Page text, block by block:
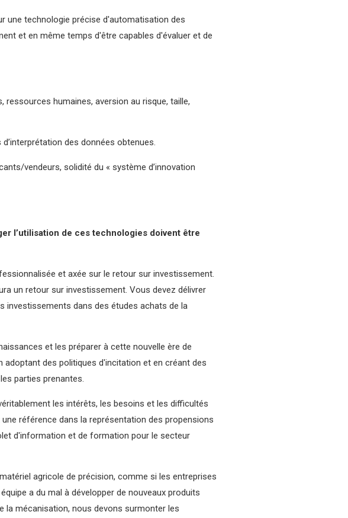
une technologie précise d'automatisation des
et en même temps d'être capables d'évaluer et de
humaines, aversion au risque, taille,
des données obtenues.
vendeurs, solidité du « système d’innovation
l’utilisation de ces technologies doivent être
et axée sur le retour sur investissement.
un retour sur investissement. Vous devez délivrer
investissements dans des études achats de la
et les préparer à cette nouvelle ère de
adoptant des politiques d'incitation et en créant des
parties prenantes.
les intérêts, les besoins et les difficultés
référence dans la représentation des propensions
d'information et de formation pour le secteur
agricole de précision, comme si les entreprises
a du mal à développer de nouveaux produits
la mécanisation, nous devons surmonter les